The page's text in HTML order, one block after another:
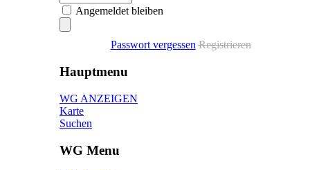
Angemeldet bleiben
Passwort vergessen Registrieren
Hauptmenu
WG ANZEIGEN
Karte
Suchen
WG Menu